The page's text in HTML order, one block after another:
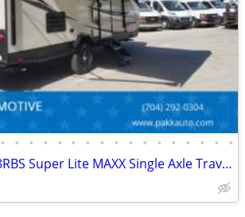
• • • • • • • • • • • • • • • • •
2022 Starcraft 18RBS Super Lite MAXX Single Axle Travel Trailer Camper